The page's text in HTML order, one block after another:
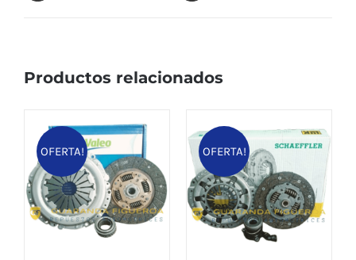
Productos relacionados
OFERTA! OFERTA!